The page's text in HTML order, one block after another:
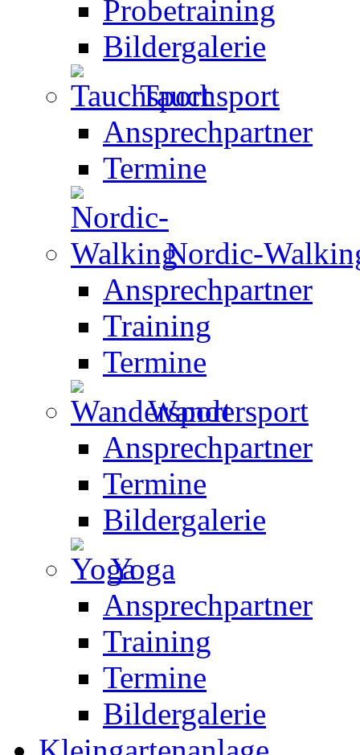
Probetraining
Bildergalerie
Tauchsport
Ansprechpartner
Termine
Nordic-
Ansprechpartner
Training
Termine
Wandersport
Ansprechpartner
Termine
Bildergalerie
Yoga
Ansprechpartner
Training
Termine
Bildergalerie